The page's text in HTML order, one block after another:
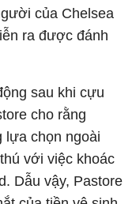
của Chelsea
ra được đánh
sau khi cựu
cho rằng
lựa chọn ngoài
với việc khoác
Dẫu vậy, Pastore